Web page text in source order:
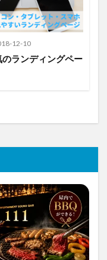
12-10
のランディングペー